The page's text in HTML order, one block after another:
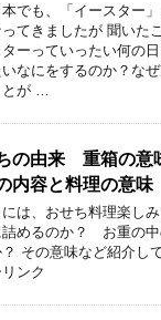
でも、「イースター
ってきましたが 聞いた
ーっていったい何の
なにをするのか？な
が …
の由来 重箱の意
内容と料理の意味
は、おせち料理楽し
詰めるのか？ お重の中
その意味など紹介し
ンク